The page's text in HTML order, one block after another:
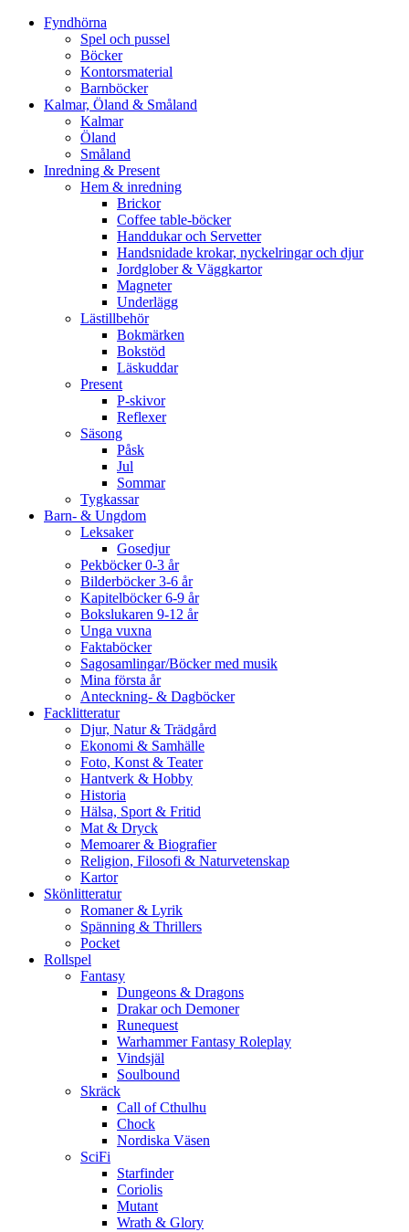
Fyndhörna
Spel och pussel
Böcker
Kontorsmaterial
Barnböcker
Kalmar, Öland & Småland
Kalmar
Öland
Småland
Inredning & Present
Hem & inredning
Brickor
Coffee table-böcker
Handdukar och Servetter
Handsnidade krokar, nyckelringar och djur
Jordglober & Väggkartor
Magneter
Underlägg
Lästillbehör
Bokmärken
Bokstöd
Läskuddar
Present
P-skivor
Reflexer
Säsong
Påsk
Jul
Sommar
Tygkassar
Barn- & Ungdom
Leksaker
Gosedjur
Pekböcker 0-3 år
Bilderböcker 3-6 år
Kapitelböcker 6-9 år
Bokslukaren 9-12 år
Unga vuxna
Faktaböcker
Sagosamlingar/Böcker med musik
Mina första år
Anteckning- & Dagböcker
Facklitteratur
Djur, Natur & Trädgård
Ekonomi & Samhälle
Foto, Konst & Teater
Hantverk & Hobby
Historia
Hälsa, Sport & Fritid
Mat & Dryck
Memoarer & Biografier
Religion, Filosofi & Naturvetenskap
Kartor
Skönlitteratur
Romaner & Lyrik
Spänning & Thrillers
Pocket
Rollspel
Fantasy
Dungeons & Dragons
Drakar och Demoner
Runequest
Warhammer Fantasy Roleplay
Vindsjäl
Soulbound
Skräck
Call of Cthulhu
Chock
Nordiska Väsen
SciFi
Starfinder
Coriolis
Mutant
Wrath & Glory